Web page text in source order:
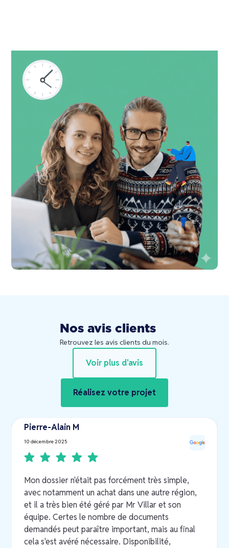
Nos avis clients
Retrouvez les avis clients du mois.
Voir plus d'avis
Réalisez votre projet
Pierre-Alain M
10 décembre 2025
Mon dossier n'était pas forcément très simple,
avec notamment un achat dans une autre région,
et il a très bien été géré par Mr Villar et son
équipe. Certes le nombre de documents
demandés peut paraître important, mais au final
cela s'est avéré nécessaire. Disponibilité,